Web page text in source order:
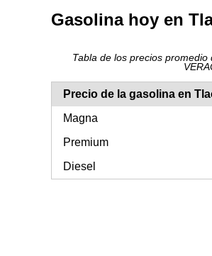
Gasolina hoy en
Tabla de los precios
Precio de la gasolina en
Magna
Premium
Diesel